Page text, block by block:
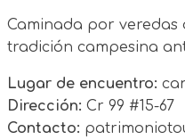
Caminada por veredas
tradición campesina
Lugar de encuentro:
Dirección: Cr 99 #15-67
Contacto: